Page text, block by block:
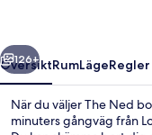
Nästa
126+
ÖversiktRumLägeRegler
När du väljer The Ned
minuters gångväg från